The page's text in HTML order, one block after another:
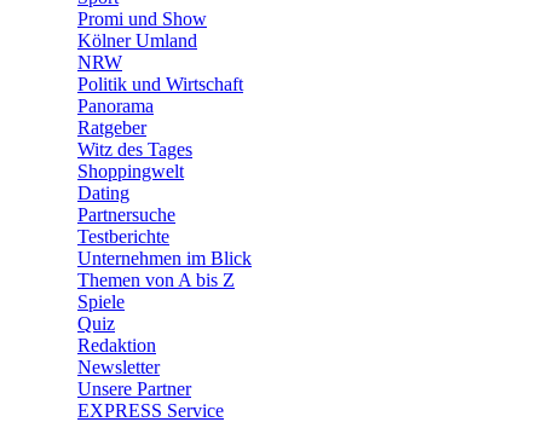
Promi und Show
Kölner Umland
NRW
Politik und Wirtschaft
Panorama
Ratgeber
Witz des Tages
Shoppingwelt
Dating
Partnersuche
Testberichte
Unternehmen im Blick
Themen von A bis Z
Spiele
Quiz
Redaktion
Newsletter
Unsere Partner
EXPRESS Service